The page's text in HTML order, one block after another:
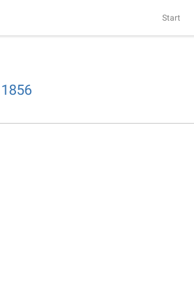
Start
1856